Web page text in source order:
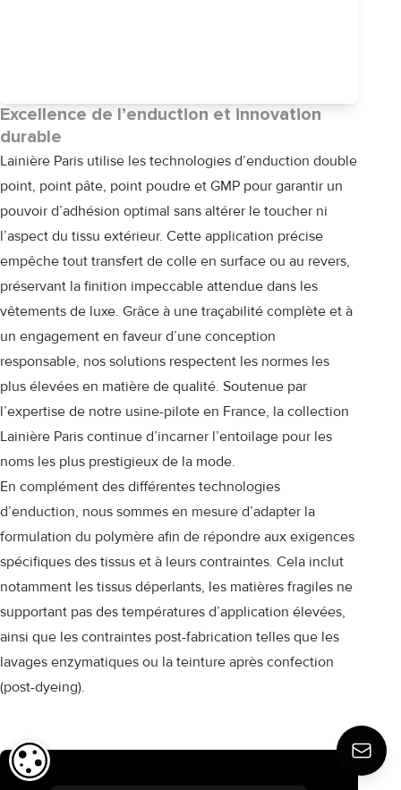
Excellence de l’enduction et innovation
durable
Lainière Paris utilise les technologies d’enduction double
point, point pâte, point poudre et GMP pour garantir un
pouvoir d’adhésion optimal sans altérer le toucher ni
l’aspect du tissu extérieur. Cette application précise
empêche tout transfert de colle en surface ou au revers,
préservant la finition impeccable attendue dans les
vêtements de luxe. Grâce à une traçabilité complète et à
un engagement en faveur d’une conception
responsable, nos solutions respectent les normes les
plus élevées en matière de qualité. Soutenue par
l’expertise de notre usine-pilote en France, la collection
Lainière Paris continue d’incarner l’entoilage pour les
noms les plus prestigieux de la mode.
En complément des différentes technologies
d’enduction, nous sommes en mesure d’adapter la
formulation du polymère afin de répondre aux exigences
spécifiques des tissus et à leurs contraintes. Cela inclut
notamment les tissus déperlants, les matières fragiles ne
supportant pas des températures d’application élevées,
ainsi que les contraintes post-fabrication telles que les
lavages enzymatiques ou la teinture après confection
(post-dyeing).
PARAMÉTRAGE DES COOKIES